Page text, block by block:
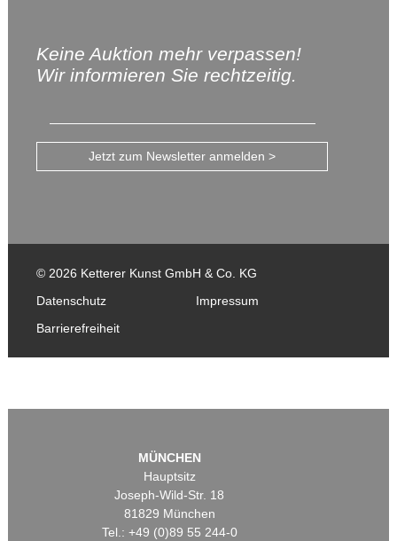
Keine Auktion mehr verpassen!
Wir informieren Sie rechtzeitig.
Jetzt zum Newsletter anmelden >
© 2026 Ketterer Kunst GmbH & Co. KG
Datenschutz
Impressum
Barrierefreiheit
MÜNCHEN
Hauptsitz
Joseph-Wild-Str. 18
81829 München
Tel.: +49 (0)89 55 244-0